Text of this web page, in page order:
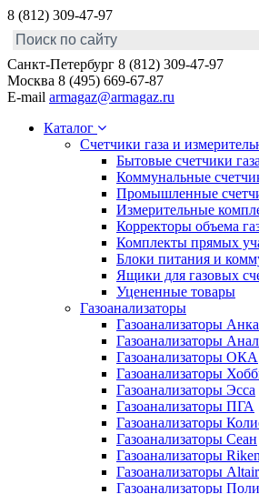
8 (812) 309-47-97
Санкт-Петербург 8 (812) 309-47-97
Москва 8 (495) 669-67-87
E-mail armagaz@armagaz.ru
Каталог
Счетчики газа и
Бытовые счетчики газа
Коммунальные
Промышленные
Измерительные
Корректоры объема
Комплекты прямых
Блоки питания и
Ящики для газовых
Уцененные товары
Газоанализаторы
Газоанализаторы
Газоанализаторы
Газоанализаторы ОКА
Газоанализаторы
Газоанализаторы Эсса
Газоанализаторы ПГА
Газоанализаторы
Газоанализаторы Сеан
Газоанализаторы
Газоанализаторы Altair
Газоанализаторы